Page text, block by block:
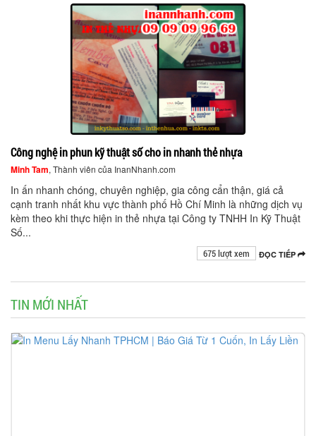
Công nghệ in phun kỹ thuật số cho in nhanh thẻ nhựa
Minh Tam, Thành viên của InanNhanh.com
In ấn nhanh chóng, chuyên nghiệp, gia công cẩn thận, giá cả
cạnh tranh nhất khu vực thành phố Hồ Chí Minh là những dịch vụ
kèm theo khi thực hiện in thẻ nhựa tại Công ty TNHH In Kỹ Thuật
Số...
ĐỌC TIẾP
675 lượt xem
TIN MỚI NHẤT